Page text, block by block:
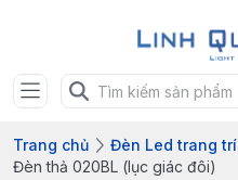
Trang chủ Đèn Led trang trí
Đèn thả 020BL (lục giác đôi)